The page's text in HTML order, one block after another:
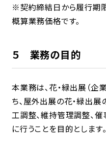
※契約締結日から履行期
概算業務価格です。
５ 業務の目的
本業務は、花・緑出展（企
ち、屋外出展の花・緑出
工調整、維持管理調整、
に行うことを目的とします。